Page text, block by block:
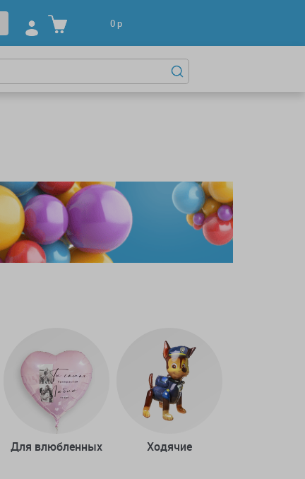
0р
Для влюбленных Ходячие